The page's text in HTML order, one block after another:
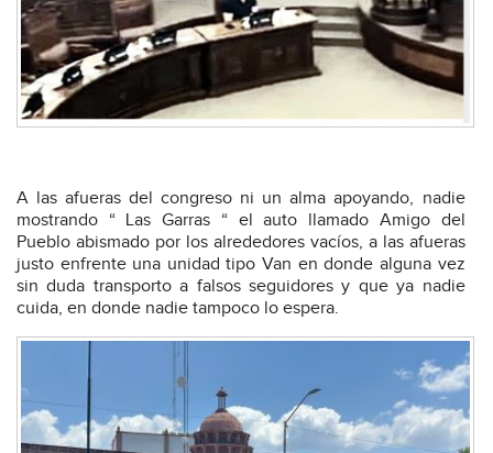
A las afueras del congreso ni un alma apoyando, nadie
mostrando “ Las Garras “ el auto llamado Amigo del
Pueblo abismado por los alrededores vacíos, a las afueras
justo enfrente una unidad tipo Van en donde alguna vez
sin duda transporto a falsos seguidores y que ya nadie
cuida, en donde nadie tampoco lo espera.